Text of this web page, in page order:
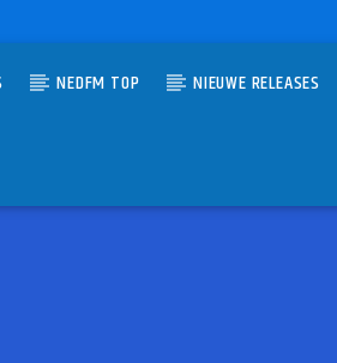
NEDFM TOP NIEUWE RELEASES